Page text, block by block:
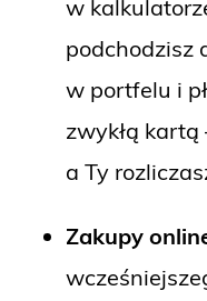
w
podchodzisz
w portfelu i
zwykłą kartą
a Ty
Zakupy